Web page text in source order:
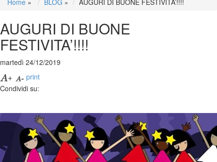
Home » BLOG » AUGURI DI BUONE FESTIVITA’!!!!
AUGURI DI BUONE
FESTIVITA’!!!!
martedì 24/12/2019
print
Condividi su: